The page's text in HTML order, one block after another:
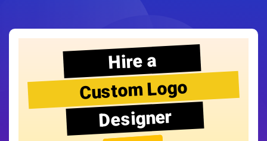
Hire a
Custom Logo
Designer